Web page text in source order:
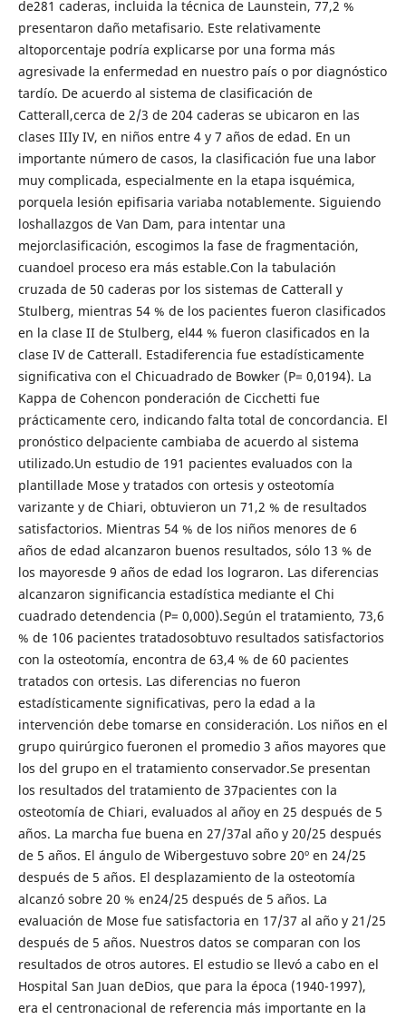
de281 caderas, incluida la técnica de Launstein, 77,2 %
presentaron daño metafisario. Este relativamente
altoporcentaje podría explicarse por una forma más
agresivade la enfermedad en nuestro país o por diagnóstico
tardío. De acuerdo al sistema de clasificación de
Catterall,cerca de 2/3 de 204 caderas se ubicaron en las
clases IIIy IV, en niños entre 4 y 7 años de edad. En un
importante número de casos, la clasificación fue una labor
muy complicada, especialmente en la etapa isquémica,
porquela lesión epifisaria variaba notablemente. Siguiendo
loshallazgos de Van Dam, para intentar una
mejorclasificación, escogimos la fase de fragmentación,
cuandoel proceso era más estable.Con la tabulación
cruzada de 50 caderas por los sistemas de Catterall y
Stulberg, mientras 54 % de los pacientes fueron clasificados
en la clase II de Stulberg, el44 % fueron clasificados en la
clase IV de Catterall. Estadiferencia fue estadísticamente
significativa con el Chicuadrado de Bowker (P= 0,0194). La
Kappa de Cohencon ponderación de Cicchetti fue
prácticamente cero, indicando falta total de concordancia. El
pronóstico delpaciente cambiaba de acuerdo al sistema
utilizado.Un estudio de 191 pacientes evaluados con la
plantillade Mose y tratados con ortesis y osteotomía
varizante y de Chiari, obtuvieron un 71,2 % de resultados
satisfactorios. Mientras 54 % de los niños menores de 6
años de edad alcanzaron buenos resultados, sólo 13 % de
los mayoresde 9 años de edad los lograron. Las diferencias
alcanzaron significancia estadística mediante el Chi
cuadrado detendencia (P= 0,000).Según el tratamiento, 73,6
% de 106 pacientes tratadosobtuvo resultados satisfactorios
con la osteotomía, encontra de 63,4 % de 60 pacientes
tratados con ortesis. Las diferencias no fueron
estadísticamente significativas, pero la edad a la
intervención debe tomarse en consideración. Los niños en el
grupo quirúrgico fueronen el promedio 3 años mayores que
los del grupo en el tratamiento conservador.Se presentan
los resultados del tratamiento de 37pacientes con la
osteotomía de Chiari, evaluados al añoy en 25 después de 5
años. La marcha fue buena en 27/37al año y 20/25 después
de 5 años. El ángulo de Wibergestuvo sobre 20º en 24/25
después de 5 años. El desplazamiento de la osteotomía
alcanzó sobre 20 % en24/25 después de 5 años. La
evaluación de Mose fue satisfactoria en 17/37 al año y 21/25
después de 5 años. Nuestros datos se comparan con los
resultados de otros autores. El estudio se llevó a cabo en el
Hospital San Juan deDios, que para la época (1940-1997),
era el centronacional de referencia más importante en la